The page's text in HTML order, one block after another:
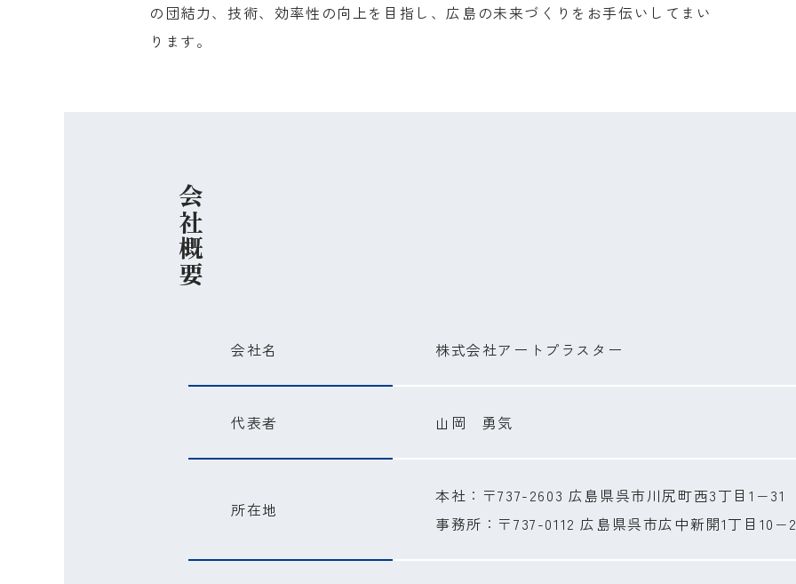
の団結力、技術、効率性の向上を目指し、広島の未来づくりをお手伝いしてまい
ります。
会社概要
会社名 株式会社アートプラスター
代表者 山岡 勇気
所在地
本社：〒737-2603 広島県呉市川尻町西3丁目1−31
事務所：〒737-0112 広島県呉市広中新開1丁目